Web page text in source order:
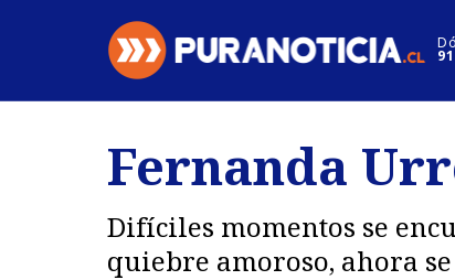
Regiones
Deportes
Fernanda
Difíciles momentos se
quiebre amoroso, ahora